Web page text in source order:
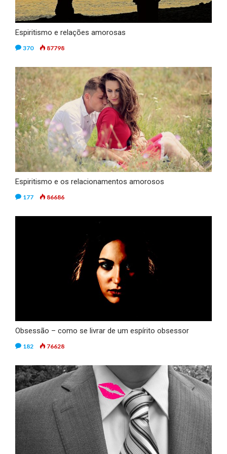
Espiritismo e relações amorosas
370 87798
Espiritismo e os relacionamentos amorosos
177 86686
Obsessão – como se livrar de um espírito obsessor
182 76628